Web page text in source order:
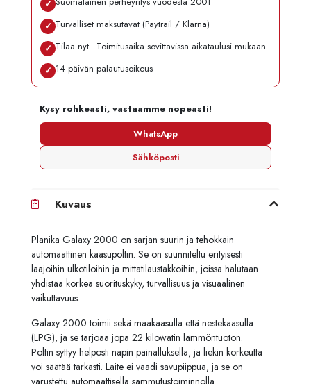
✓
✓ Turvalliset maksutavat (Paytrail / Klarna)
✓ Tilaa nyt - Toimitusaika sovittavissa aikataulusi mukaan
✓ 14 päivän palautusoikeus
Kysy rohkeasti, vastaamme nopeasti!
WhatsApp
Sähköposti
Kuvaus
Planika Galaxy 2000 on sarjan suurin ja tehokkain
automaattinen kaasupoltin. Se on suunniteltu erityisesti
laajoihin ulkotiloihin ja mittatilaustakkoihin, joissa halutaan
yhdistää korkea suorituskyky, turvallisuus ja visuaalinen
vaikuttavuus.
Galaxy 2000 toimii sekä maakaasulla että nestekaasulla
(LPG), ja se tarjoaa jopa 22 kilowatin lämmöntuoton.
Poltin syttyy helposti napin painalluksella, ja liekin korkeutta
voi säätää tarkasti. Laite ei vaadi savupiippua, ja se on
varustettu automaattisella sammutustoiminnolla